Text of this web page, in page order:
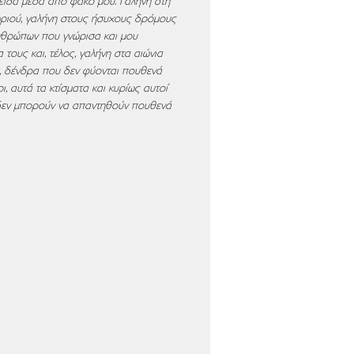
γαλήνη στους ήσυχους δρόμους
που γνώρισα και μου
και, τέλος, γαλήνη στα αιώνια
που δεν φύονται πουθενά
αυτά τα κτίσματα και κυρίως αυτοί
μπορούν να απαντηθούν πουθενά